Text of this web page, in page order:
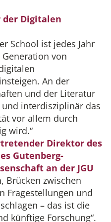
der Digitalen
School ist jedes Jahr
von
An der
und der Literatur
interdisziplinär das
vor allem durch
wird.“
Direktor des
Gutenberg-
an der JGU
Brücken zwischen
Fragestellungen und
– das ist die
künftige Forschung“.